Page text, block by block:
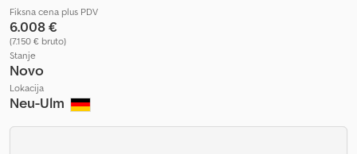
Fiksna cena plus PDV
6.008 €
(7.150 € bruto)
Stanje
Novo
Lokacija
Neu-Ulm